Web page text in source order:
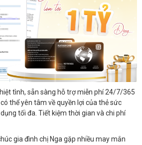
tình, sẵn sàng hỗ trợ miễn phí 24/7/365
thể yên tâm về quyền lợi của thẻ sức
tối đa. Tiết kiệm thời gian và chi phí
gia đình chị Nga gặp nhiều may mắn